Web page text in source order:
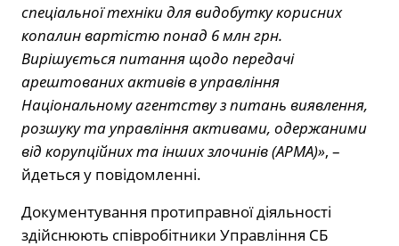
спеціальної техніки для видобутку корисних
копалин вартістю понад 6 млн грн.
Вирішується питання щодо передачі
арештованих активів в управління
Національному агентству з питань виявлення,
розшуку та управління активами, одержаними
від корупційних та інших злочинів (АРМА)», –
йдеться у повідомленні.
Документування протиправної діяльності
здійснюють співробітники Управління СБ